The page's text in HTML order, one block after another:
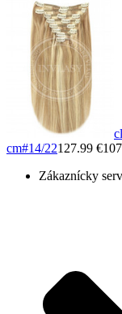
cm#14/22127.99 €
Zákaznícky